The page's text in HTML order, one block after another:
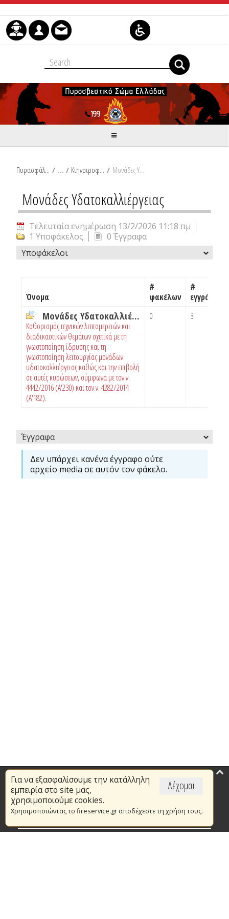
Μετάβαση στο περιεχόμενο
Πυρασφάλεια / Κτηνοτροφία / Μονάδες Υδατοκαλλιέργειας
Μονάδες Υδατοκαλλιέργειας
Τελευταία ενημέρωση 13/2/2026 11:18 πμ
1 Υποφάκελος
0 Έγγραφα
Υποφάκελοι
Όνομα
#
φακέλων
#
εγγράφων
Μονάδες Υδατοκαλλιέργειας
Καθορισμός τεχνικών λεπτομερειών και
διαδικαστικών θεμάτων σχετικά με τη
γνωστοποίηση ίδρυσης και τη
γνωστοποίηση λειτουργίας μονάδων
υδατοκαλλιέργειας καθώς και την επιβολή
σε αυτές κυρώσεων, σύμφωνα με τον ν.
4442/2016 (Α'230) και τον ν. 4282/2014
(Α'182).
0 3
Έγγραφα
Δεν υπάρχει κανένα έγγραφο ούτε
αρχείο media σε αυτόν τον φάκελο.
Δέχομαι
Για να εξασφαλίσουμε την κατάλληλη
εμπειρία στο site μας,
χρησιμοποιούμε cookies.
Χρησιμοποιώντας το fireservice.gr αποδέχεστε τη χρήση τους.
Επικαιρότητα
Το Πυροσβεστικό Σώμα